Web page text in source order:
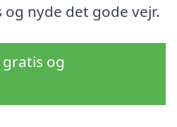
nyde det gode vejr.
og